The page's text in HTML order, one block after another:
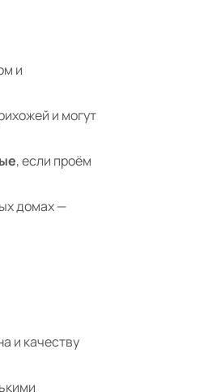
и
и могут
, если проём
домах —
и качеству